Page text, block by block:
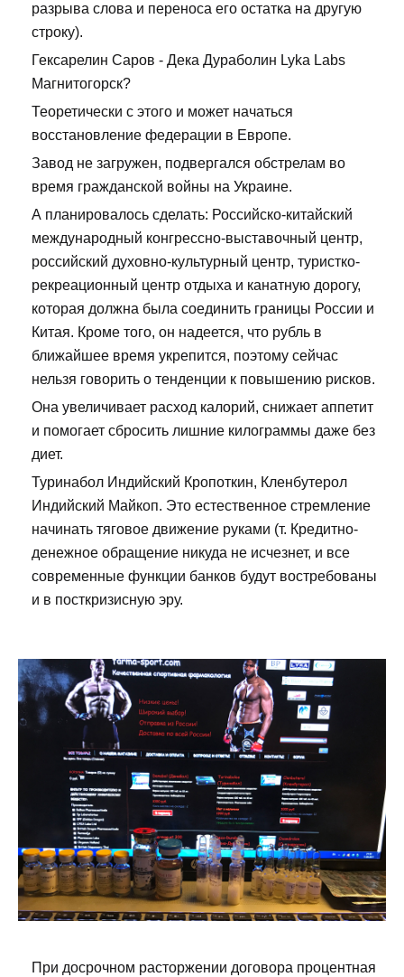
разрыва слова и переноса его остатка на другую
строку).
Гексарелин Саров - Дека Дураболин Lyka Labs
Магнитогорск?
Теоретически с этого и может начаться
восстановление федерации в Европе.
Завод не загружен, подвергался обстрелам во
время гражданской войны на Украине.
А планировалось сделать: Российско-китайский
международный конгрессно-выставочный центр,
российский духовно-культурный центр, туристко-
рекреационный центр отдыха и канатную дорогу,
которая должна была соединить границы России и
Китая. Кроме того, он надеется, что рубль в
ближайшее время укрепится, поэтому сейчас
нельзя говорить о тенденции к повышению рисков.
Она увеличивает расход калорий, снижает аппетит
и помогает сбросить лишние килограммы даже без
диет.
Туринабол Индийский Кропоткин, Кленбутерол
Индийский Майкоп. Это естественное стремление
начинать тяговое движение руками (т. Кредитно-
денежное обращение никуда не исчезнет, и все
современные функции банков будут востребованы
и в посткризисную эру.
При досрочном расторжении договора процентная